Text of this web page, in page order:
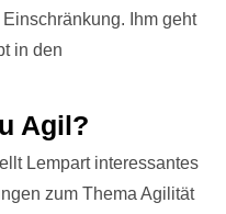
Ihm geht
in den
Agil?
Lempart interessantes
zum Thema Agilität